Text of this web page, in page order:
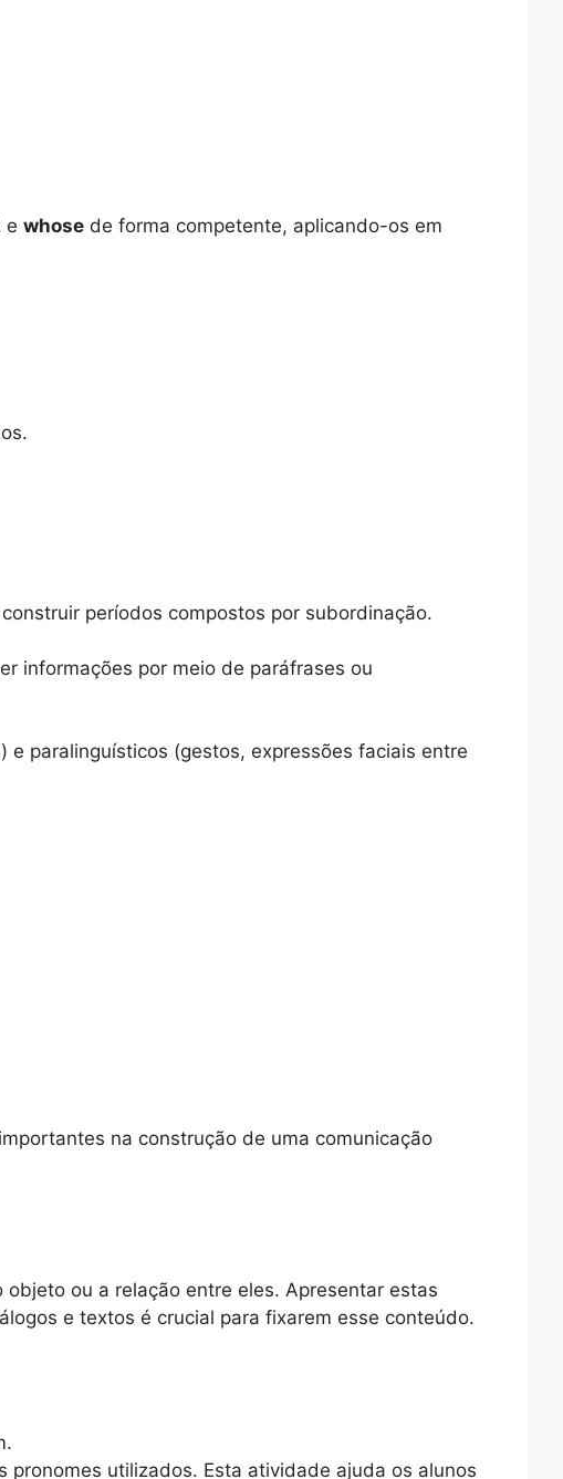
e whose de forma competente, aplicando-os em
períodos compostos por subordinação.
informações por meio de paráfrases ou
e paralinguísticos (gestos, expressões faciais entre
na construção de uma comunicação
ou a relação entre eles. Apresentar estas
e textos é crucial para fixarem esse conteúdo.
utilizados. Esta atividade ajuda os alunos